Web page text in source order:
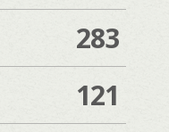
283
121